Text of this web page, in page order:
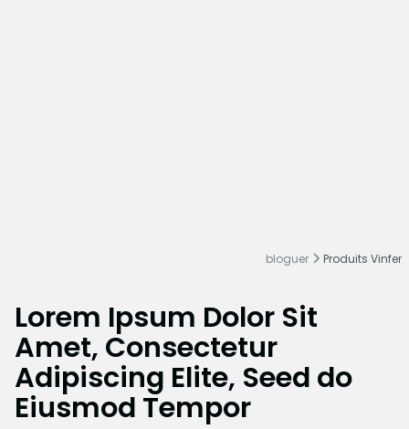
bloguer Produits Vinfer
Lorem Ipsum Dolor Sit
Amet, Consectetur
Adipiscing Elite, Seed do
Eiusmod Tempor